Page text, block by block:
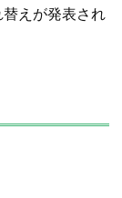
えが発表され